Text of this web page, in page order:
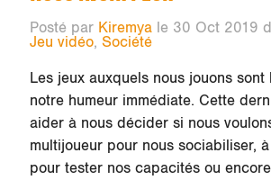
Posté par Kiremyale 30 Oct 2019
Jeu vidéo, Société
Les jeux auxquels nous jouons
notre humeur immédiate. Cette
aider à nous décider si nous
multijoueur pour nous sociabiliser,
pour tester nos capacités ou